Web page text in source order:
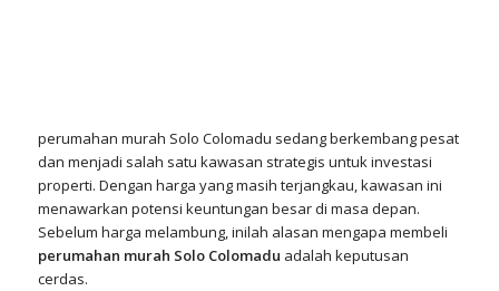
perumahan murah Solo Colomadu sedang berkembang pesat
dan menjadi salah satu kawasan strategis untuk investasi
properti. Dengan harga yang masih terjangkau, kawasan ini
menawarkan potensi keuntungan besar di masa depan.
Sebelum harga melambung, inilah alasan mengapa membeli
perumahan murah Solo Colomadu adalah keputusan
cerdas.